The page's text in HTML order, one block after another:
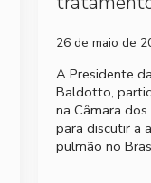
26 de maio de
A Presidente
Baldotto,
na Câmara
para discutir a
pulmão no